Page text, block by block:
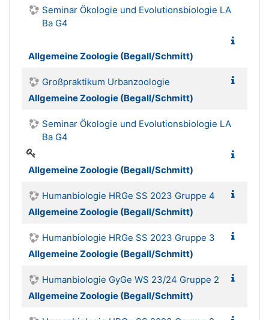
Seminar Ökologie und Evolutionsbiologie LA
Ba G4
Allgemeine Zoologie (Begall/Schmitt)
Großpraktikum Urbanzoologie
Allgemeine Zoologie (Begall/Schmitt)
Seminar Ökologie und Evolutionsbiologie LA
Ba G4
Allgemeine Zoologie (Begall/Schmitt)
Humanbiologie HRGe SS 2023 Gruppe 4
Allgemeine Zoologie (Begall/Schmitt)
Humanbiologie HRGe SS 2023 Gruppe 3
Allgemeine Zoologie (Begall/Schmitt)
Humanbiologie GyGe WS 23/24 Gruppe 2
Allgemeine Zoologie (Begall/Schmitt)